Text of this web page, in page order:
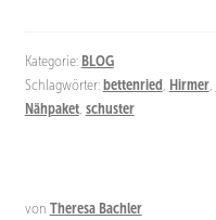
Kategorie: BLOG
Schlagwörter:bettenried, Hirmer,
Nähpaket, schuster
von Theresa Bachler